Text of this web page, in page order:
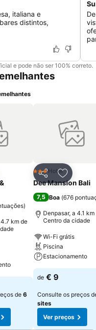
italiana e
distintos,
e pode não ser 100% correto.
aos favoritos
)
km de
de6
Partilhar
3 Estrelas
Hotel
Dee Mansion Bali
7,5 Boa (676
Denpasar, a 4.1 km
Centro da cidade
Wi-Fi grátis
Piscina
Estacionamento
de € 9
Consulte os preços
sites
Ver preços